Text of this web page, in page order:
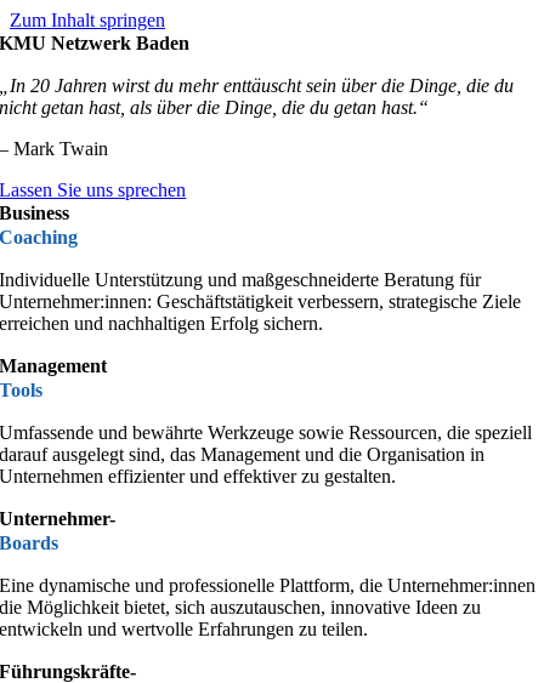
Zum Inhalt springen
KMU Netzwerk Baden
„In 20 Jahren wirst du mehr enttäuscht sein über die Dinge, die du
nicht getan hast, als über die Dinge, die du getan hast.“
– Mark Twain
Lassen Sie uns sprechen
Business
Coaching
Individuelle Unterstützung und maßgeschneiderte Beratung für
Unterneh­mer:innen: Geschäfts­­tä­tigkeit verbessern, strategische Ziele
erreichen und nachhaltigen Erfolg sichern.
Management
Tools
Umfassende und bewährte Werkzeuge sowie Ressourcen, die speziell
darauf ausgelegt sind, das Management und die Organisation in
Unternehmen effizienter und effektiver zu gestalten.
Unternehmer-
Boards
Eine dynamische und professionelle Plattform, die Unternehmer:innen
die Möglichkeit bietet, sich auszutauschen, innovative Ideen zu
entwickeln und wertvolle Erfahrungen zu teilen.
Führungskräfte-